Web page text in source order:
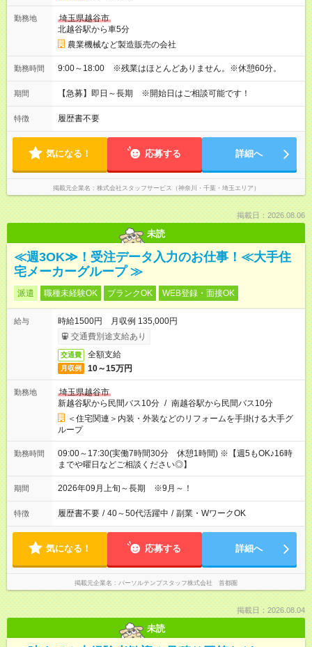
勤務地
埼玉県越谷市
北越谷駅から車5分
農業機械など製造販売の会社
勤務時間 9:00～18:00 ※残業はほとんどありません。※休憩60分。
期間 【急募】即日～長期 ※開始日はご相談可能です！
特徴 履歴書不要
気になる！ 応募する 詳細へ
掲載元企業名 株式会社スタッフサービス（神奈川・千葉・埼玉エリア）
掲載日：2026.08.06
未読
≪週3OK≫！受注データ入力のお仕事！≪大手住
宅メーカーグループ ≫
派遣 職種未経験OK ブランクOK WEB登録・面接OK
給与
時給1500円 月収例 135,000円
交通費別途支給あり
交通費 全額支給
月収例 10～15万円
勤務地
埼玉県越谷市
新越谷駅から民間バス10分 / 南越谷駅から民間バス10分
＜住宅関連＞内装・外装などのリフォームを手掛ける大手グ
ループ
勤務時間
09:00～17:30(実働7時間30分 休憩1時間) ※【週5もOK♪16時
までや曜日などご相談ください◎】
期間 2026年09月上旬～長期 ※9月～！
特徴 履歴書不要 / 40～50代活躍中 / 副業・WワークOK
気になる！ 応募する 詳細へ
掲載元企業名 パーソルテンプスタッフ株式会社 首都圏
掲載日：2026.08.04
未読